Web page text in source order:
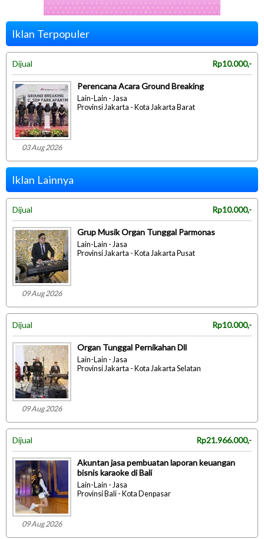
Iklan Terpopuler
Dijual Rp10.000,-
03 Aug 2026
Perencana Acara Ground Breaking
Lain-Lain - Jasa
Provinsi Jakarta - Kota Jakarta Barat
Iklan Lainnya
Dijual Rp10.000,-
09 Aug 2026
Grup Musik Organ Tunggal Parmonas
Lain-Lain - Jasa
Provinsi Jakarta - Kota Jakarta Pusat
Dijual Rp10.000,-
09 Aug 2026
Organ Tunggal Pernikahan Dll
Lain-Lain - Jasa
Provinsi Jakarta - Kota Jakarta Selatan
Dijual Rp21.966.000,-
09 Aug 2026
Akuntan jasa pembuatan laporan keuangan
bisnis karaoke di Bali
Lain-Lain - Jasa
Provinsi Bali - Kota Denpasar